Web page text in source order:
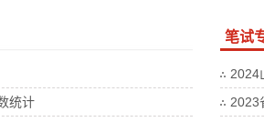
统计
笔试
2024
2023